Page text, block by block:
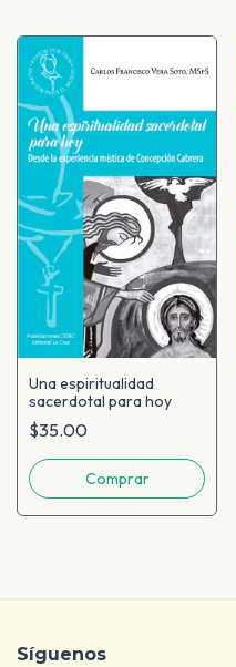
Una espiritualidad
sacerdotal para hoy
$35.00
Síguenos